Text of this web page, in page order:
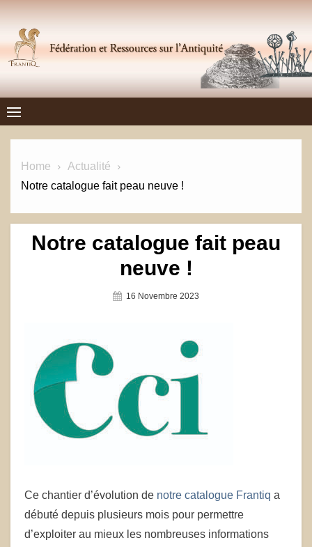
content
Frantiq
FÉDÉRATION ET RESSOURCES SUR L'ANTIQUITÉ
Home
Actualité
Notre catalogue fait peau neuve !
Notre catalogue fait peau
neuve !
Posted
16 Novembre 2023
Ce chantier d’évolution de notre catalogue Frantiq a
débuté depuis plusieurs mois pour permettre
d’exploiter au mieux les nombreuses informations